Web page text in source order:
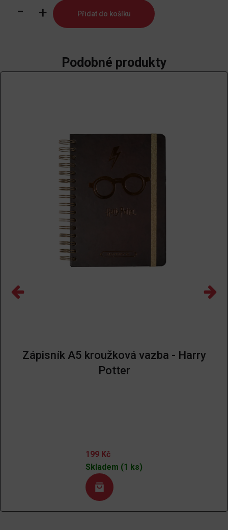
Zápisník
Batman
množství
Přidat do košíku
Podobné produkty
Zápisník A5 kroužková vazba - Harry
Potter
199 Kč
Skladem (1 ks)